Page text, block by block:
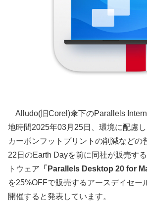
Alludo(旧Corel)傘下のParallels
地時間2025年03月25日、環境に配慮
カーボンフットプリントの削減などの
22日のEarth Dayを前に同社が販売す
トウェア 「Parallels Desktop 20 for
を25%OFFで販売するアースデイセー
開催すると発表しています。